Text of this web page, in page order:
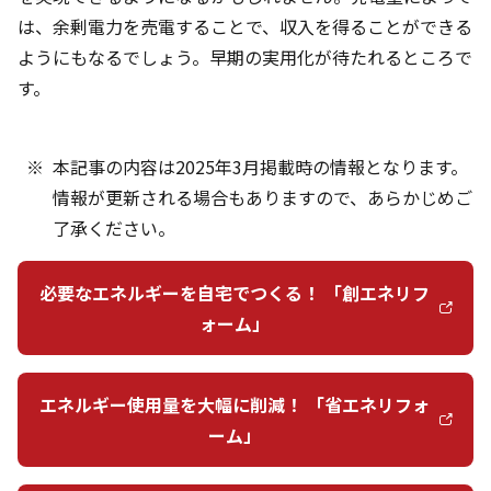
は、余剰電力を売電することで、収入を得ることができる
ようにもなるでしょう。早期の実用化が待たれるところで
す。
本記事の内容は2025年3月掲載時の情報となります。
情報が更新される場合もありますので、あらかじめご
了承ください。
必要なエネルギーを自宅でつくる！ 「創エネリフ
ォーム」
エネルギー使用量を大幅に削減！ 「省エネリフォ
ーム」